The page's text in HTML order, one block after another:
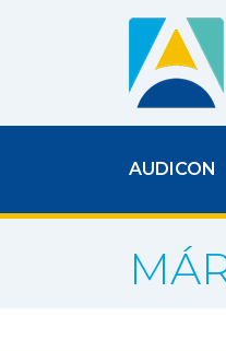
AUDICON